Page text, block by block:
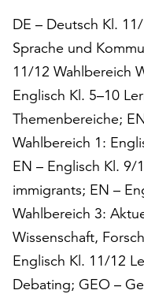
oder
dem
Impressum
.
DE – Deutsch Kl.
Sprache und
11/12 Wahlbereich
Englisch Kl. 5–10
Themenbereiche;
Wahlbereich 1:
EN – Englisch Kl. 9/
immigrants; EN –
Wahlbereich 3:
Wissenschaft,
Englisch Kl. 11/12
Debating; GEO –